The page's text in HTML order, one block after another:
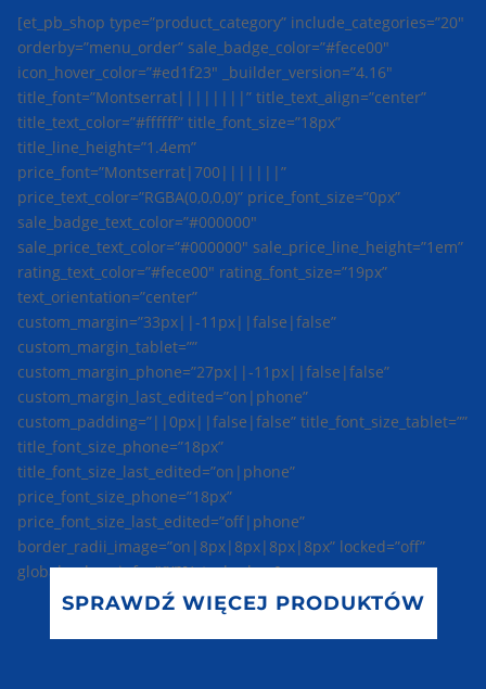
[et_pb_shop type=”product_category” include_categories=”20″
orderby=”menu_order” sale_badge_color=”#fece00″
icon_hover_color=”#ed1f23″ _builder_version=”4.16″
title_font=”Montserrat||||||||” title_text_align=”center”
title_text_color=”#ffffff” title_font_size=”18px”
title_line_height=”1.4em”
price_font=”Montserrat|700|||||||”
price_text_color=”RGBA(0,0,0,0)” price_font_size=”0px”
sale_badge_text_color=”#000000″
sale_price_text_color=”#000000″ sale_price_line_height=”1em”
rating_text_color=”#fece00″ rating_font_size=”19px”
text_orientation=”center”
custom_margin=”33px||-11px||false|false”
custom_margin_tablet=””
custom_margin_phone=”27px||-11px||false|false”
custom_margin_last_edited=”on|phone”
custom_padding=”||0px||false|false” title_font_size_tablet=””
title_font_size_phone=”18px”
title_font_size_last_edited=”on|phone”
price_font_size_phone=”18px”
price_font_size_last_edited=”off|phone”
border_radii_image=”on|8px|8px|8px|8px” locked=”off”
global_colors_info=”{}”][/et_pb_shop]
SPRAWDŹ WIĘCEJ PRODUKTÓW